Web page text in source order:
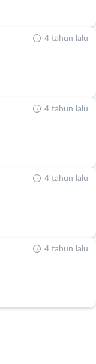
4 tahun lalu
4 tahun lalu
4 tahun lalu
4 tahun lalu